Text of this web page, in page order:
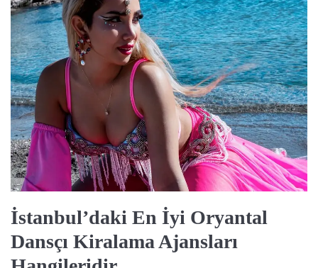
İstanbul’daki En İyi Oryantal
Dansçı Kiralama Ajansları